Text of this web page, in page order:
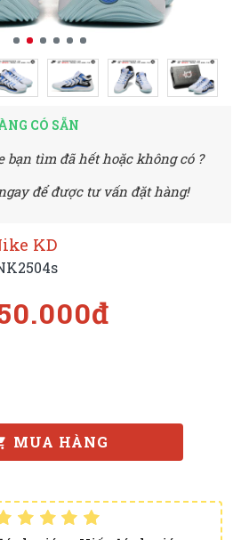
CÓ SẴN
bạn tìm đã hết hoặc không có ?
để được tư vấn đặt hàng!
KD
MUA HÀNG